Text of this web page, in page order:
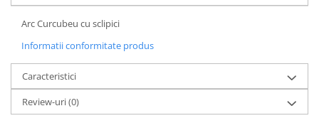
Arc Curcubeu cu sclipici
Informatii conformitate produs
Caracteristici
Review-uri(0)